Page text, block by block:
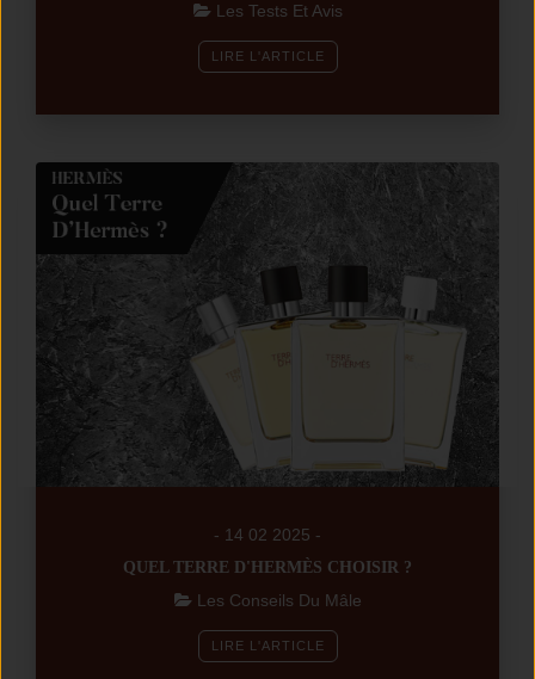
Les Tests Et Avis
LIRE L'ARTICLE
- 14 02 2025 -
QUEL TERRE D'HERMÈS CHOISIR ?
Les Conseils Du Mâle
LIRE L'ARTICLE